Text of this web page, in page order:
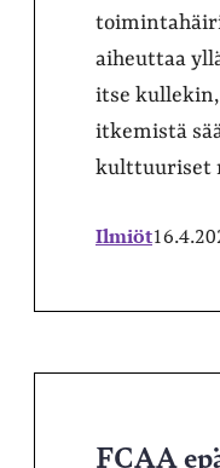
aiheuttaa
itse
itkemistä
kulttuuriset
Ilmiöt
FCAA